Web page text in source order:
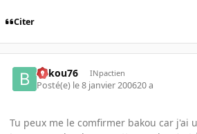
Citer
bakou76 INpactien
Posté(e) le 8 janvier 200620 a
Tu peux me le comfirmer bakou car j'ai